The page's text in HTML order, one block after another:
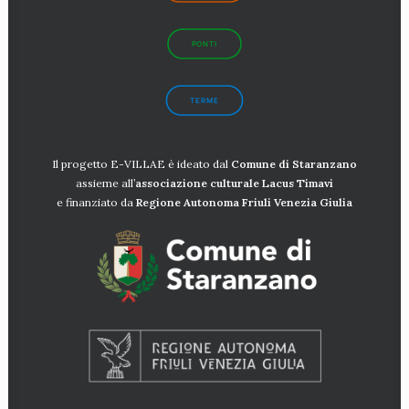
PONTI
TERME
Il progetto E-VILLAE è ideato dal Comune di Staranzano
assieme all’associazione culturale Lacus Timavi
e finanziato da Regione Autonoma Friuli Venezia Giulia